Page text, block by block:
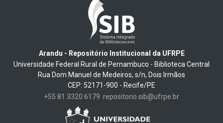
Arandu - Repositório Institucional da UFRPE
Universidade Federal Rural de Pernambuco - Biblioteca Central
Rua Dom Manuel de Medeiros, s/n, Dois Irmãos
CEP: 52171-900 - Recife/PE
+55 81 3320 6179 repositorio.sib@ufrpe.br